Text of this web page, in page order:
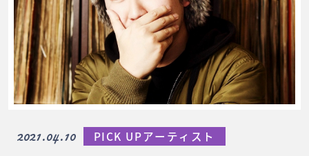
2021.04.10 PICK UPアーティスト